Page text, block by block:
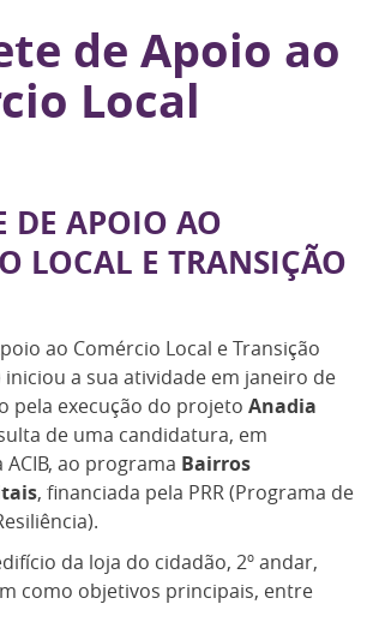
de Apoio ao
Local
DE APOIO AO
LOCAL E TRANSIÇÃO
ao Comércio Local e Transição
iniciou a sua atividade em janeiro de
pela execução do projeto Anadia
de uma candidatura, em
ao programa Bairros
, financiada pela PRR (Programa de
da loja do cidadão, 2º andar,
como objetivos principais, entre